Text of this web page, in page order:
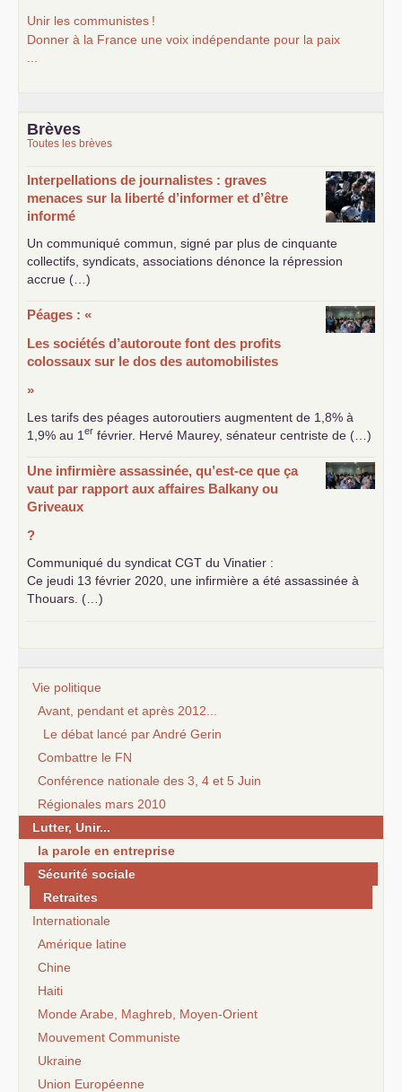
Unir les communistes !
Donner à la France une voix indépendante pour la paix
Brèves
Toutes les brèves
Interpellations de journalistes : graves
menaces sur la liberté d’informer et d’être
informé
Un communiqué commun, signé par plus de cinquante
collectifs, syndicats, associations dénonce la répression
accrue (…)
Péages : «
Les sociétés d’autoroute font des profits
colossaux sur le dos des automobilistes
»
Les tarifs des péages autoroutiers augmentent de 1,8% à
1,9% au 1 er février. Hervé Maurey, sénateur centriste de (…)
Une infirmière assassinée, qu’est-ce que ça
vaut par rapport aux affaires Balkany ou
Griveaux
?
Communiqué du syndicat CGT du Vinatier :
Ce jeudi 13 février 2020, une infirmière a été assassinée à
Thouars. (…)
Vie politique
Avant, pendant et après 2012...
Le débat lancé par André Gerin
Combattre le FN
Conférence nationale des 3, 4 et 5 Juin
Régionales mars 2010
Lutter, Unir...
la parole en entreprise
Sécurité sociale
Retraites
Internationale
Amérique latine
Chine
Haiti
Monde Arabe, Maghreb, Moyen-Orient
Mouvement Communiste
Ukraine
Union Européenne